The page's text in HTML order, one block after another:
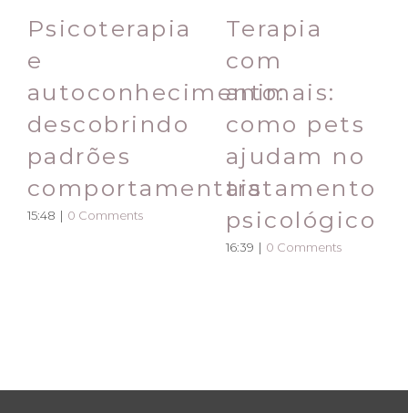
Psicoterapia
e
autoconhecimento:
descobrindo
padrões
comportamentais
15:48 | 0 Comments
Terapia
com
animais:
como pets
ajudam no
tratamento
psicológico
16:39 | 0 Comments